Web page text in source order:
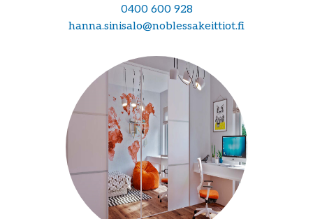
0400 600 928
hanna.sinisalo@noblessakeittiot.fi